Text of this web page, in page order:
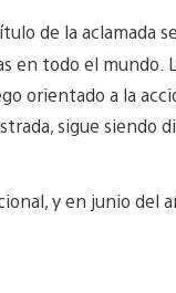
de la aclamada
en todo el mundo.
orientado a la
sigue siendo
y en junio del